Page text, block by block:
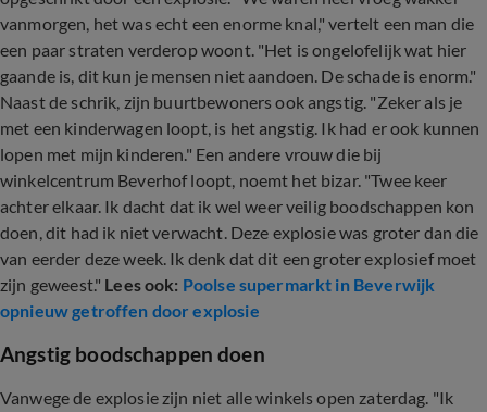
vanmorgen, het was echt een enorme knal," vertelt een man die
een paar straten verderop woont. "Het is ongelofelijk wat hier
gaande is, dit kun je mensen niet aandoen. De schade is enorm."
Naast de schrik, zijn buurtbewoners ook angstig. "Zeker als je
met een kinderwagen loopt, is het angstig. Ik had er ook kunnen
lopen met mijn kinderen." Een andere vrouw die bij
winkelcentrum Beverhof loopt, noemt het bizar. "Twee keer
achter elkaar. Ik dacht dat ik wel weer veilig boodschappen kon
doen, dit had ik niet verwacht. Deze explosie was groter dan die
van eerder deze week. Ik denk dat dit een groter explosief moet
zijn geweest." Lees ook: Poolse supermarkt in Beverwijk
opnieuw getroffen door explosie
Angstig boodschappen doen
Vanwege de explosie zijn niet alle winkels open zaterdag. "Ik